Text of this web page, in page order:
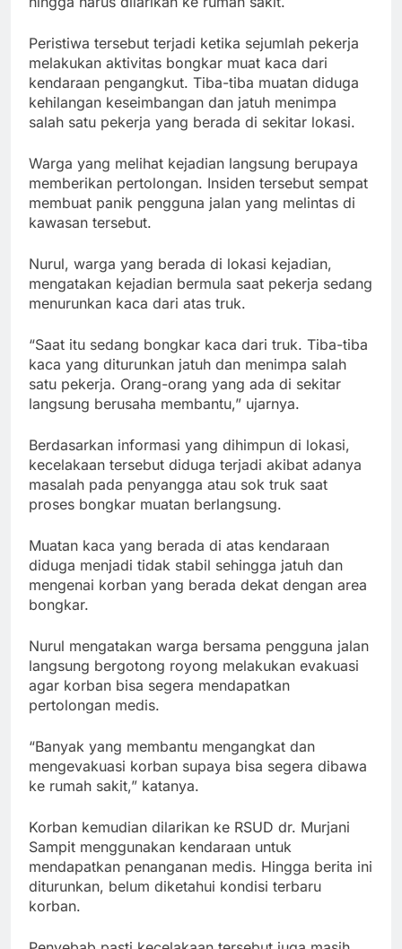
Peristiwa tersebut terjadi ketika sejumlah pekerja
melakukan aktivitas bongkar muat kaca dari
kendaraan pengangkut. Tiba-tiba muatan diduga
kehilangan keseimbangan dan jatuh menimpa
salah satu pekerja yang berada di sekitar lokasi.
Warga yang melihat kejadian langsung berupaya
memberikan pertolongan. Insiden tersebut sempat
membuat panik pengguna jalan yang melintas di
kawasan tersebut.
Nurul, warga yang berada di lokasi kejadian,
mengatakan kejadian bermula saat pekerja sedang
menurunkan kaca dari atas truk.
“Saat itu sedang bongkar kaca dari truk. Tiba-tiba
kaca yang diturunkan jatuh dan menimpa salah
satu pekerja. Orang-orang yang ada di sekitar
langsung berusaha membantu,” ujarnya.
Berdasarkan informasi yang dihimpun di lokasi,
kecelakaan tersebut diduga terjadi akibat adanya
masalah pada penyangga atau sok truk saat
proses bongkar muatan berlangsung.
Muatan kaca yang berada di atas kendaraan
diduga menjadi tidak stabil sehingga jatuh dan
mengenai korban yang berada dekat dengan area
bongkar.
Nurul mengatakan warga bersama pengguna jalan
langsung bergotong royong melakukan evakuasi
agar korban bisa segera mendapatkan
pertolongan medis.
“Banyak yang membantu mengangkat dan
mengevakuasi korban supaya bisa segera dibawa
ke rumah sakit,” katanya.
Korban kemudian dilarikan ke RSUD dr. Murjani
Sampit menggunakan kendaraan untuk
mendapatkan penanganan medis. Hingga berita ini
diturunkan, belum diketahui kondisi terbaru
korban.